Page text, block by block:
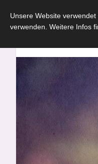
Unsere Website
verwenden. Weitere Infos